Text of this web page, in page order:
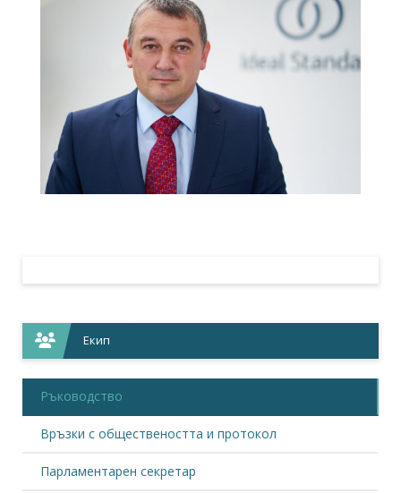
Екип
Ръководство
Връзки с обществеността и протокол
Парламентарен секретар